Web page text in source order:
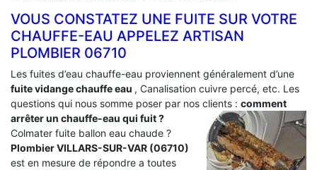
VOUS CONSTATEZ UNE FUITE SUR VOTRE
CHAUFFE-EAU APPELEZ ARTISAN
PLOMBIER 06710
Les fuites d’eau chauffe-eau proviennent généralement d’une
fuite vidange chauffe eau , Canalisation cuivre percé, etc. Les
questions qui nous somme poser par nos clients : comment
arrêter un chauffe-eau qui fuit ?
Colmater fuite ballon eau chaude ?
Plombier VILLARS-SUR-VAR (06710)
est en mesure de répondre a toutes